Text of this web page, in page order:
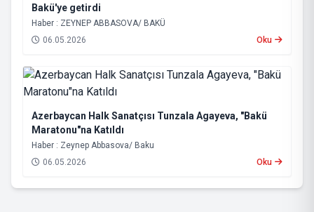
Bakü'ye getirdi
Haber : ZEYNEP ABBASOVA/ BAKÜ
06.05.2026
Oku
Azerbaycan Halk Sanatçısı Tunzala Agayeva, "Bakü
Maratonu"na Katıldı
Haber : Zeynep Abbasova/ Baku
06.05.2026
Oku